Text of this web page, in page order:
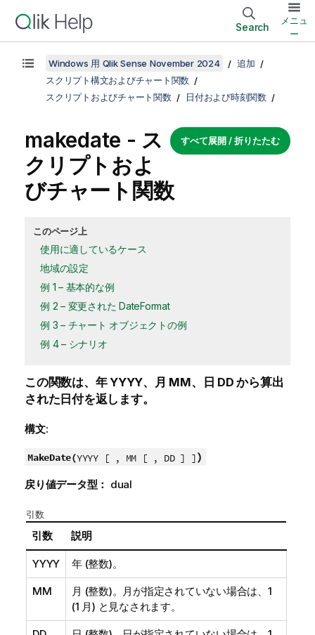
Search
メニュ
ー
Windows 用 Qlik Sense November 2024
追加
スクリプト構文およびチャート関数
スクリプトおよびチャート関数
日付および時刻関数
すべて展開 / 折りたたむ
makedate - ス
クリプトおよ
びチャート関数
このページ上
使用に適しているケース
地域の設定
例 1 – 基本的な例
例 2 – 変更された DateFormat
例 3 – チャート オブジェクトの例
例 4 – シナリオ
この関数は、年YYYY、月 MM、日 DD から算出
された日付を返します。
構文:
MakeDate(YYYY [ , MM [ , DD ] ])
戻り値データ型： dual
引数
引数 説明
YYYY 年 (整数)。
MM
月 (整数)。月が指定されていない場合は、1
(1 月) と見なされます。